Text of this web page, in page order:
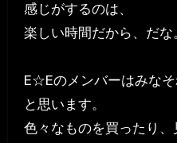
感じがするのは、
楽しい時間だから、だな
E☆Eのメンバーはみな
と思います。
色々なものを買ったり